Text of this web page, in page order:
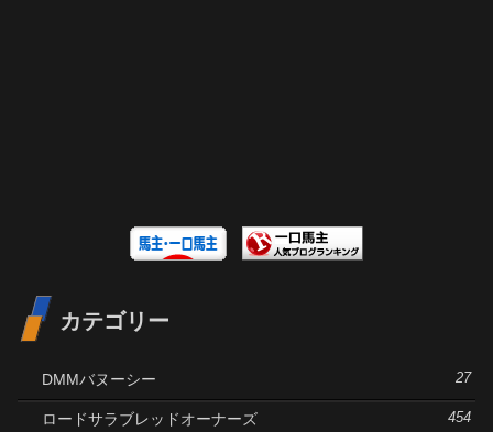
カテゴリー
DMMバヌーシー 27
ロードサラブレッドオーナーズ 454